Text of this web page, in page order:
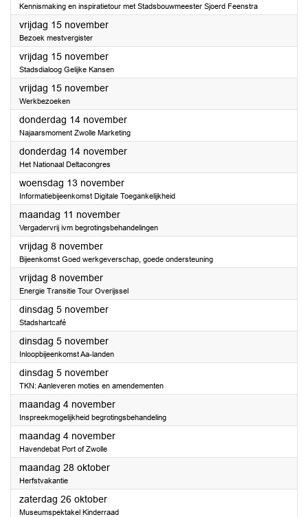
Kennismaking en inspiratietour met Stadsbouwmeester Sjoerd Feenstra
vrijdag 15 november2024
Bezoek mestvergister
vrijdag 15 november2024
Stadsdialoog Gelijke Kansen
vrijdag 15 november2024
Werkbezoeken
donderdag 14 november2024
Najaarsmoment Zwolle Marketing
donderdag 14 november2024
Het Nationaal Deltacongres
woensdag 13 november2024
Informatiebijeenkomst Digitale Toegankelijkheid
maandag 11 november2024
Vergadervrij ivm begrotingsbehandelingen
vrijdag 8 november2024
Bijeenkomst Goed werkgeverschap, goede ondersteuning
vrijdag 8 november2024
Energie Transitie Tour Overijssel
dinsdag 5 november2024
Stadshartcafé
dinsdag 5 november2024
Inloopbijeenkomst Aa-landen
dinsdag 5 november2024
TKN: Aanleveren moties en amendementen
maandag 4 november2024
Inspreekmogelijkheid begrotingsbehandeling
maandag 4 november2024
Havendebat Port of Zwolle
maandag 28 oktober2024
Herfstvakantie
zaterdag 26 oktober2024
Museumspektakel Kinderraad